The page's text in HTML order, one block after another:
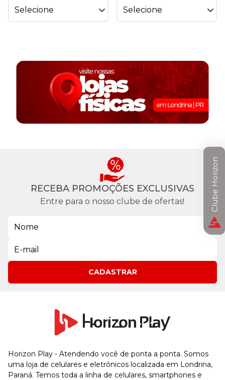
RECEBA PROMOÇÕES EXCLUSIVAS
Entre para o nosso clube de ofertas!
CADASTRAR
Horizon Play - Atendendo você de ponta a ponta. Somos
uma loja de celulares e eletrônicos localizada em Londrina,
Paraná. Temos toda a linha de celulares, smartphones e
Clube Horizon